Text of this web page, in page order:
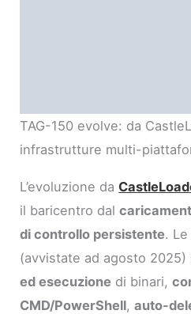
TAG-150 evolve: da
infrastrutture multi-
L’evoluzione da
il baricentro dal
di controllo persistente.
(avvistate ad agosto
ed esecuzione di binari,
CMD/PowerShell,auto-